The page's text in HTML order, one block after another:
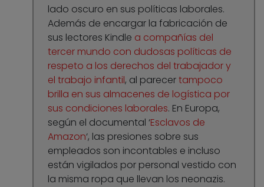
lado oscuro en sus políticas laborales.
Además de encargar la fabricación de
sus lectores Kindle a compañías del
tercer mundo con dudosas políticas de
respeto a los derechos del trabajador y
el trabajo infantil, al parecertampoco
brilla en sus almacenes de logística por
sus condiciones laborales. En Europa,
según el documental ‘Esclavos de
Amazon‘, las presiones sobre sus
empleados son incontables e incluso
están vigilados por personal vestido con
la misma ropa que llevan los neonazis.